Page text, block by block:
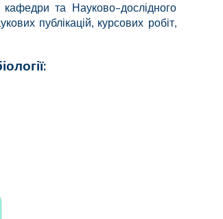
кафедри та Науково–дослідного
публікацій, курсових робіт,